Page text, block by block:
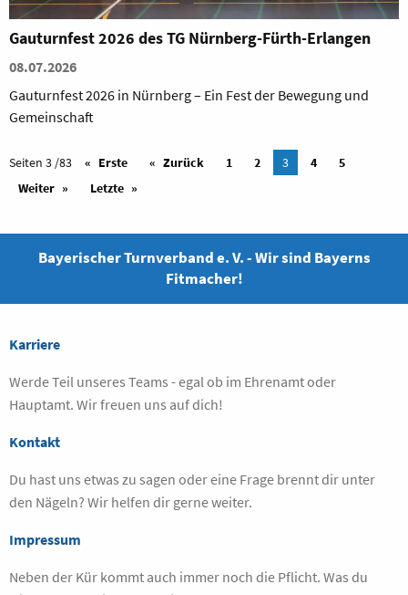
Gauturnfest 2026 des TG Nürnberg-Fürth-Erlangen
08.07.2026
Gauturnfest 2026 in Nürnberg – Ein Fest der Bewegung und
Gemeinschaft
Seiten 3 /83 Erste Zurück 1 2 3 4
5
Weiter
Letzte
Bayerischer Turnverband e. V. - Wir sind Bayerns
Fitmacher!
Karriere
Werde Teil unseres Teams - egal ob im Ehrenamt oder
Hauptamt. Wir freuen uns auf dich!
Kontakt
Du hast uns etwas zu sagen oder eine Frage brennt dir unter
den Nägeln? Wir helfen dir gerne weiter.
Impressum
Neben der Kür kommt auch immer noch die Pflicht. Was du